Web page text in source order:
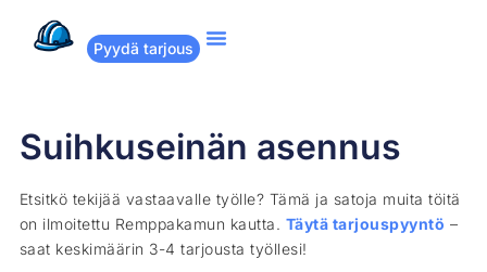
Pyydä tarjous
Suihkuseinän asennus
Etsitkö tekijää vastaavalle työlle? Tämä ja satoja muita töitä
on ilmoitettu Remppakamun kautta. Täytä tarjouspyyntö –
saat keskimäärin 3-4 tarjousta työllesi!